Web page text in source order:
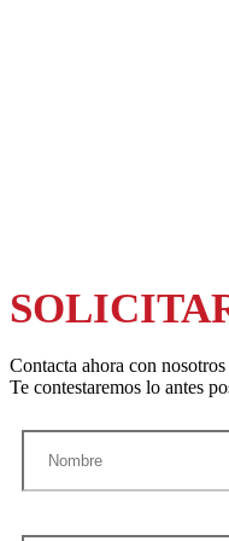
Contacta ahora con
Te contestaremos lo antes